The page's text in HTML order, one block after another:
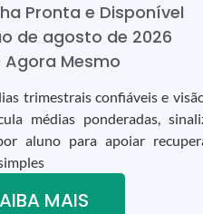
Pronta e Disponível
de agosto de 2026
Agora Mesmo
trimestrais confiáveis e
médias ponderadas,
aluno para apoiar
MAIS